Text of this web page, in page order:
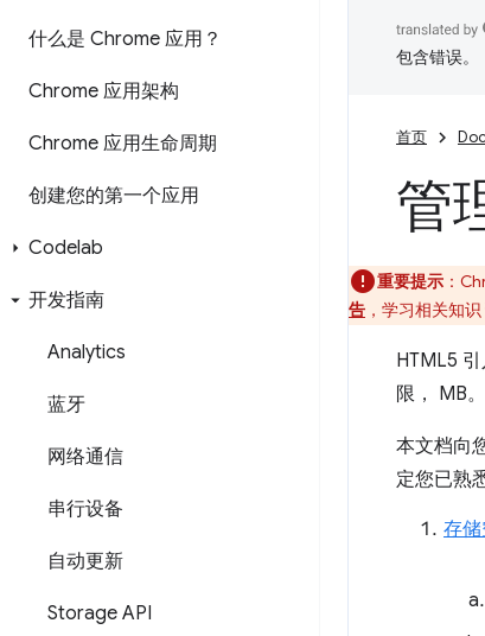
什么是 Chrome 应用？
Chrome 应用架构
Chrome 应用生命周期
创建您的第一个应用
Codelab
开发指南
Analytics
蓝牙
网络通信
串行设备
自动更新
Storage API
包含错误。
首页
管
重要提示 ：
告 ，学习相关知
HTML5
限， MB
本文档向
定您已熟
存